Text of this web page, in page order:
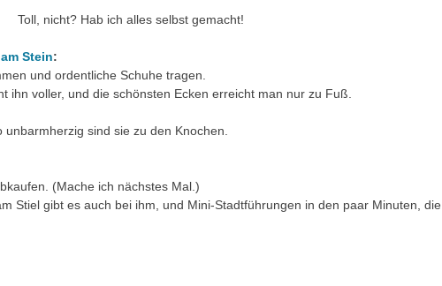
Toll, nicht? Hab ich alles selbst gemacht!
Stein:
und ordentliche Schuhe tragen.
ihn voller, und die schönsten Ecken erreicht man nur zu Fuß.
sind sie zu den Knochen.
(Mache ich nächstes Mal.)
Stiel gibt es auch bei ihm, und Mini-Stadtführungen in den paar Minuten, die